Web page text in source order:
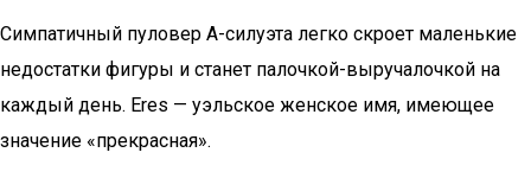
Симпатичный пуловер А-силуэта легко скроет маленькие
недостатки фигуры и станет палочкой-выручалочкой на
каждый день. Eres — уэльское женское имя, имеющее
значение «прекрасная».